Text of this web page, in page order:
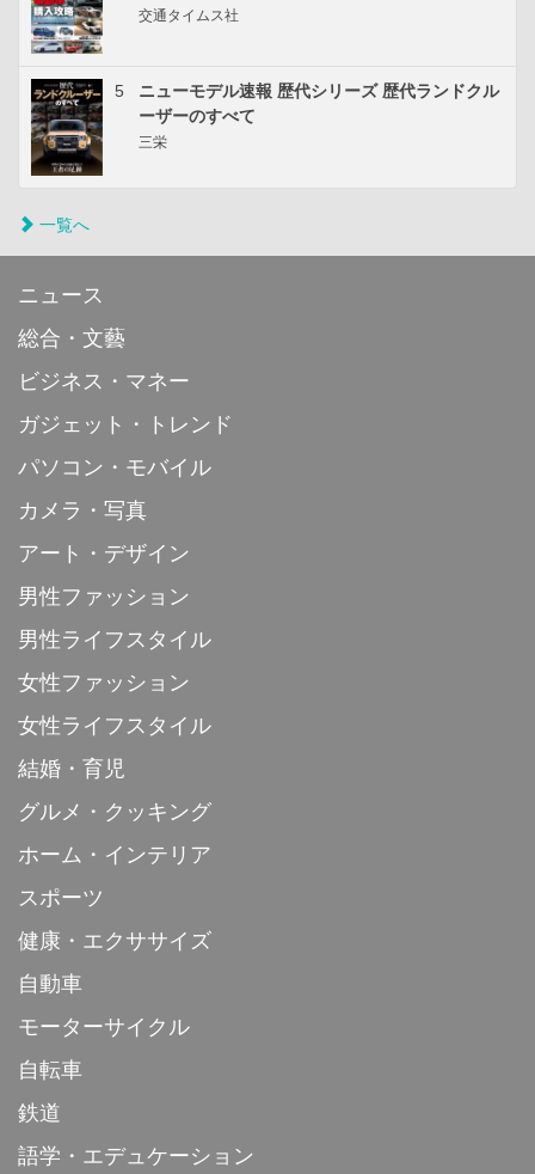
交通タイムス社
5
ニューモデル速報 歴代シリーズ 歴代ランドクル
ーザーのすべて
三栄
一覧へ
ニュース
総合・文藝
ビジネス・マネー
ガジェット・トレンド
パソコン・モバイル
カメラ・写真
アート・デザイン
男性ファッション
男性ライフスタイル
女性ファッション
女性ライフスタイル
結婚・育児
グルメ・クッキング
ホーム・インテリア
スポーツ
健康・エクササイズ
自動車
モーターサイクル
自転車
鉄道
語学・エデュケーション